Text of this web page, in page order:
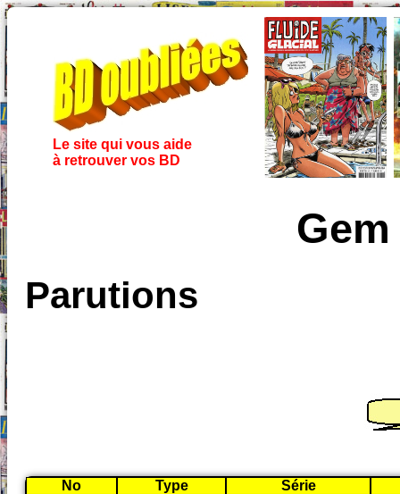
Le site qui vous aide
à retrouver vos BD
Parutions
No Type
Série